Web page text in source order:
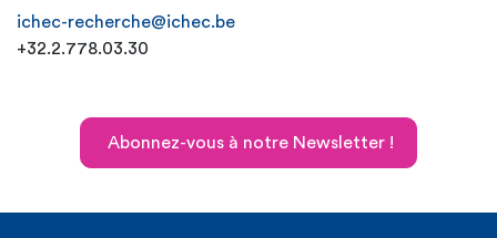
ichec-recherche@ichec.be
+32.2.778.03.30
Abonnez-vous à notre Newsletter !